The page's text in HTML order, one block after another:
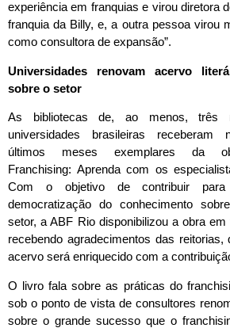
experiência em franquias e virou diretora
franquia da Billy, e, a outra pessoa virou
como consultora de expansão”.
Universidades renovam acervo
sobre o setor
As bibliotecas de, ao menos, três
universidades brasileiras receberam
últimos meses exemplares da
Franchising: Aprenda com os
Com o objetivo de contribuir
democratização do conhecimento
setor, a ABF Rio disponibilizou a obra
recebendo agradecimentos das
acervo será enriquecido com a
O livro fala sobre as práticas do
sob o ponto de vista de consultores
sobre o grande sucesso que o